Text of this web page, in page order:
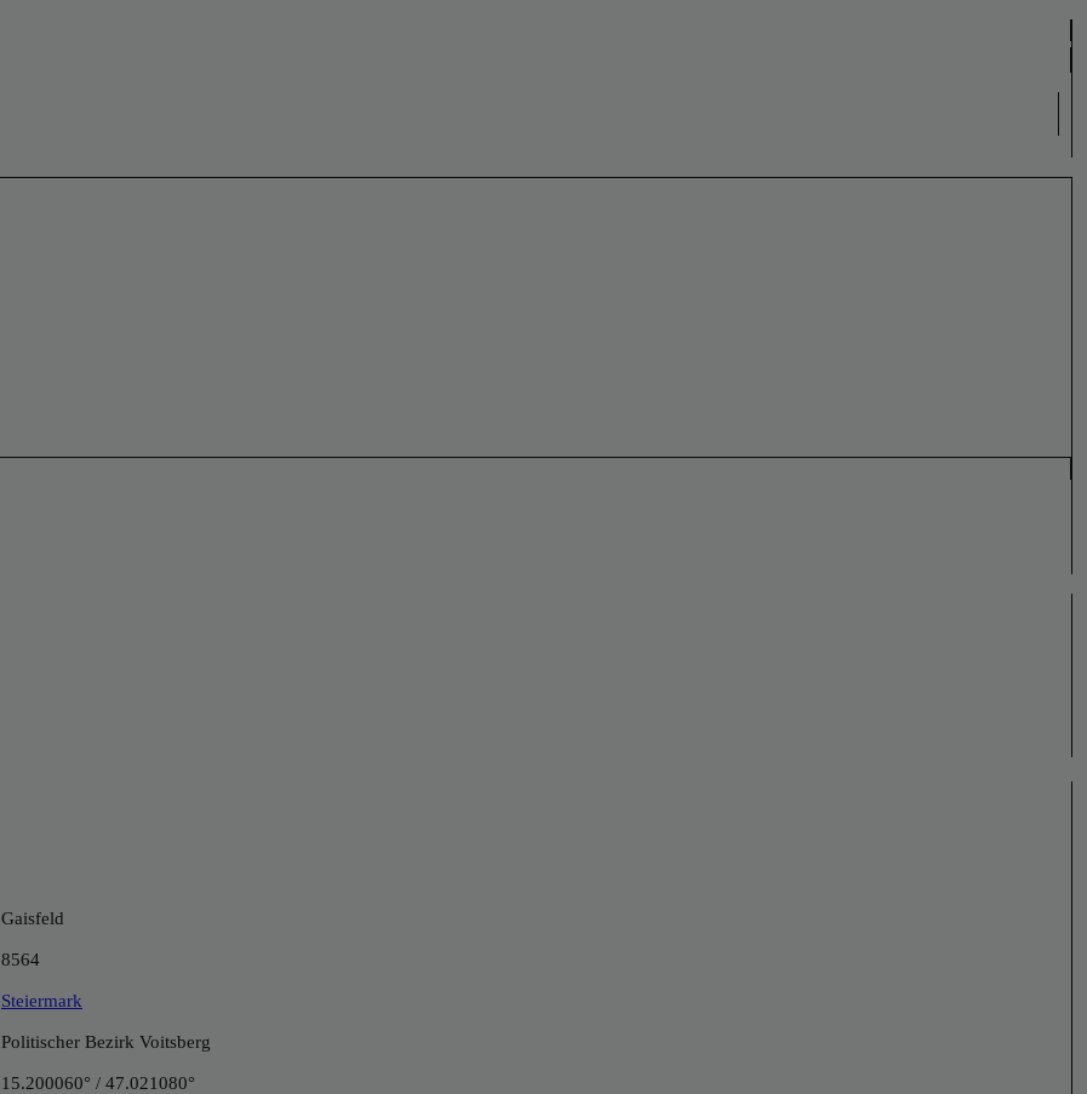
Gaisfeld
8564
Steiermark
Politischer Bezirk Voitsberg
15.200060° / 47.021080°